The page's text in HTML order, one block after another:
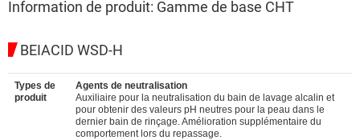
Information de produit: Gamme de base CHT
BEIACID WSD-H
Types de
produit
Agents de neutralisation
Auxiliaire pour la neutralisation du bain de lavage alcalin et
pour obtenir des valeurs pH neutres pour la peau dans le
dernier bain de rinçage. Amélioration supplémentaire du
comportement lors du repassage.